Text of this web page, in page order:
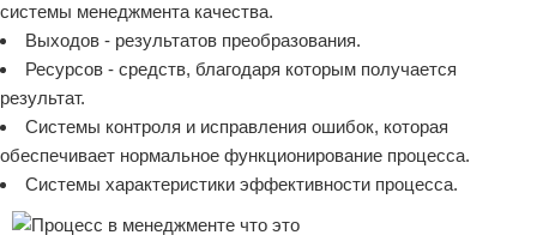
системы менеджмента качества.
Выходов - результатов преобразования.
Ресурсов - средств, благодаря которым получается
результат.
Системы контроля и исправления ошибок, которая
обеспечивает нормальное функционирование процесса.
Системы характеристики эффективности процесса.